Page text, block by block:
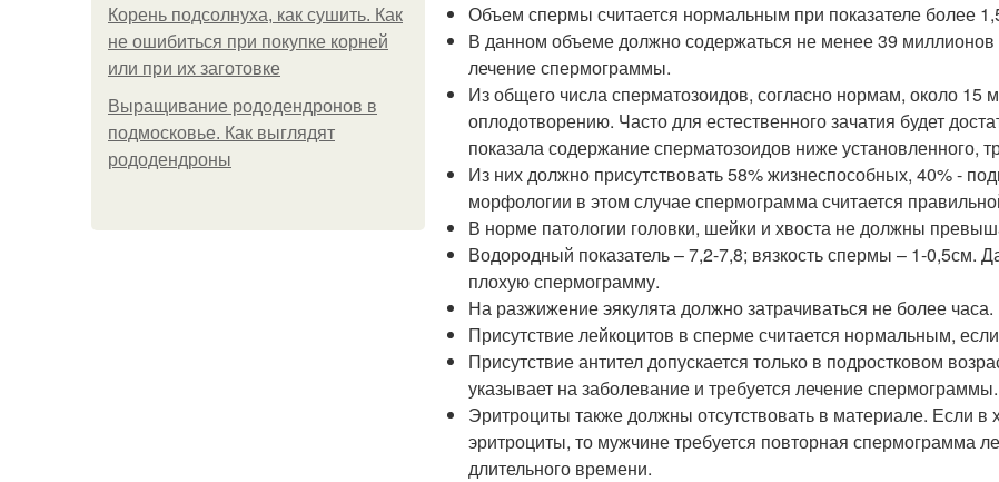
Корень подсолнуха, как сушить. Как
не ошибиться при покупке корней
или при их заготовке
Выращивание рододендронов в
подмосковье. Как выглядят
рододендроны
Объем спермы считается нормальным при показателе более
В данном объеме должно содержаться не менее 39 миллионов
лечение спермограммы.
Из общего числа сперматозоидов, согласно нормам, около
оплодотворению. Часто для естественного зачатия будет
показала содержание сперматозоидов ниже установленного,
Из них должно присутствовать 58% жизнеспособных, 40% -
морфологии в этом случае спермограмма считается
В норме патологии головки, шейки и хвоста не должны
Водородный показатель – 7,2-7,8; вязкость спермы – 1-0,5см.
плохую спермограмму.
На разжижение эякулята должно затрачиваться не более часа.
Присутствие лейкоцитов в сперме считается нормальным,
Присутствие антител допускается только в подростковом
указывает на заболевание и требуется лечение спермограммы.
Эритроциты также должны отсутствовать в материале. Если
эритроциты, то мужчине требуется повторная спермограмма
длительного времени.